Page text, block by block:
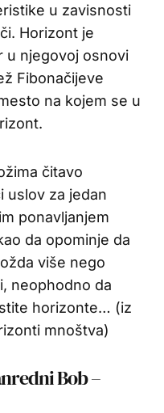
u zavisnosti
Horizont je
u njegovoj osnovi
Fibonačijeve
na kojem se u
čitavo
uslov za jedan
ponavljanjem
da opominje da
više nego
neophodno da
horizonte… (iz
mnoštva)
Bob –